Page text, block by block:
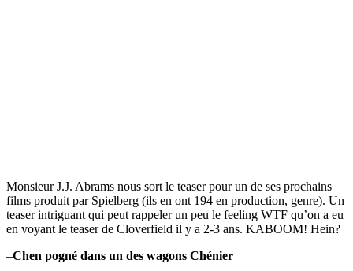
Monsieur J.J. Abrams nous sort le teaser pour un de ses prochains
films produit par Spielberg (ils en ont 194 en production, genre). Un
teaser intriguant qui peut rappeler un peu le feeling WTF qu’on a eu
en voyant le teaser de Cloverfield il y a 2-3 ans. KABOOM! Hein?
–Chen pogné dans un des wagons Chénier